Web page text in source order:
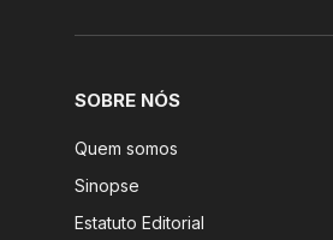
SOBRE NÓS
Quem somos
Sinopse
Estatuto Editorial